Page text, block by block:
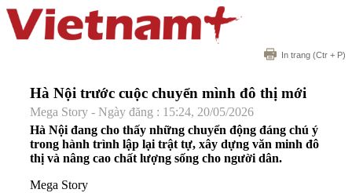
In trang (Ctr + P)
Hà Nội trước cuộc chuyển mình đô thị mới
Mega Story - Ngày đăng : 15:24, 20/05/2026
Hà Nội đang cho thấy những chuyển động đáng chú ý
trong hành trình lập lại trật tự, xây dựng văn minh đô
thị và nâng cao chất lượng sống cho người dân.
Mega Story